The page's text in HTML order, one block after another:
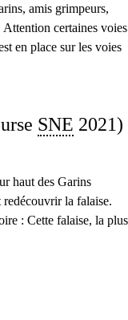
amis grimpeurs,
Attention certaines voies
en place sur les voies
SNE 2021)
haut des Garins
la falaise.
: Cette falaise, la plus